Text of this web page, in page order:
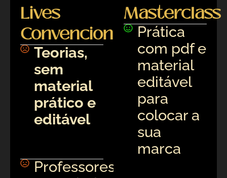
Lives
Convencionais
Teorias,
sem
material
prático e
editável
Professores
Masterclass
Prática
com pdf e
material
editável
para
colocar a
sua
marca